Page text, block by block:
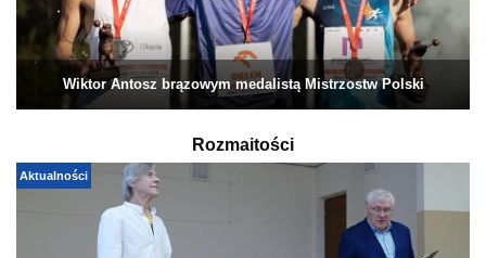
Wiktor Antosz brązowym medalistą Mistrzostw Polski
Rozmaitości
Aktualności